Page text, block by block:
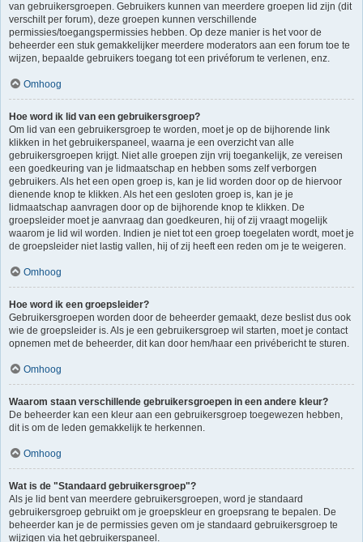
van gebruikersgroepen. Gebruikers kunnen van meerdere groepen lid zijn (dit
verschilt per forum), deze groepen kunnen verschillende
permissies/toegangspermissies hebben. Op deze manier is het voor de
beheerder een stuk gemakkelijker meerdere moderators aan een forum toe te
wijzen, bepaalde gebruikers toegang tot een privéforum te verlenen, enz.
Omhoog
Hoe word ik lid van een gebruikersgroep?
Om lid van een gebruikersgroep te worden, moet je op de bijhorende link
klikken in het gebruikerspaneel, waarna je een overzicht van alle
gebruikersgroepen krijgt. Niet alle groepen zijn vrij toegankelijk, ze vereisen
een goedkeuring van je lidmaatschap en hebben soms zelf verborgen
gebruikers. Als het een open groep is, kan je lid worden door op de hiervoor
dienende knop te klikken. Als het een gesloten groep is, kan je je
lidmaatschap aanvragen door op de bijhorende knop te klikken. De
groepsleider moet je aanvraag dan goedkeuren, hij of zij vraagt mogelijk
waarom je lid wil worden. Indien je niet tot een groep toegelaten wordt, moet je
de groepsleider niet lastig vallen, hij of zij heeft een reden om je te weigeren.
Omhoog
Hoe word ik een groepsleider?
Gebruikersgroepen worden door de beheerder gemaakt, deze beslist dus ook
wie de groepsleider is. Als je een gebruikersgroep wil starten, moet je contact
opnemen met de beheerder, dit kan door hem/haar een privébericht te sturen.
Omhoog
Waarom staan verschillende gebruikersgroepen in een andere kleur?
De beheerder kan een kleur aan een gebruikersgroep toegewezen hebben,
dit is om de leden gemakkelijk te herkennen.
Omhoog
Wat is de "Standaard gebruikersgroep"?
Als je lid bent van meerdere gebruikersgroepen, word je standaard
gebruikersgroep gebruikt om je groepskleur en groepsrang te bepalen. De
beheerder kan je de permissies geven om je standaard gebruikersgroep te
wijzigen via het gebruikerspaneel.